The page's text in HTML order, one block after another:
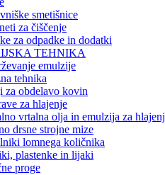
smetišnice
za čiščenje
za odpadke in dodatki
TEHNIKA
emulzije
tehnika
za obdelavo kovin
za hlajenje
vrtalna olja in emulzija za
drsne strojne mize
lomnega količnika
plastenke in lijaki
proge